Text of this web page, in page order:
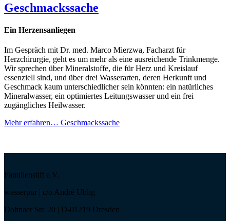
Geschmackssache
Ein Herzensanliegen
Im Gespräch mit Dr. med. Marco Mierzwa, Facharzt für
Herzchirurgie, geht es um mehr als eine ausreichende Trinkmenge.
Wir sprechen über Mineralstoffe, die für Herz und Kreislauf
essenziell sind, und über drei Wasserarten, deren Herkunft und
Geschmack kaum unterschiedlicher sein könnten: ein natürliches
Mineralwasser, ein optimiertes Leitungswasser und ein frei
zugängliches Heilwasser.
Mehr erfahren… Geschmackssache
Familienstift e.V.
wasserpur | c/o André Uhlig
Dohnaer Str. 20 | D-01219 Dresden